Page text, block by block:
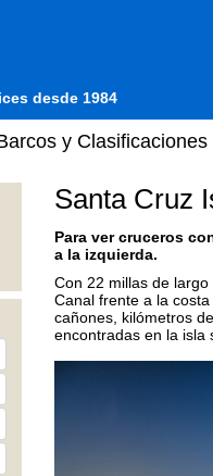
desde 1984
y Clasificaciones
Santa Cruz
Para ver cruceros
a la izquierda.
Con 22 millas de
Canal frente a la
cañones, kilómetros
encontradas en la isla